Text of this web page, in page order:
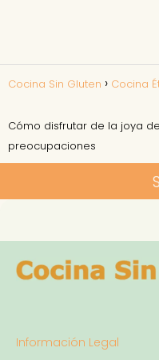
Cocina Sin Gluten Cocina
Cómo disfrutar de la joya
preocupaciones
Información Legal